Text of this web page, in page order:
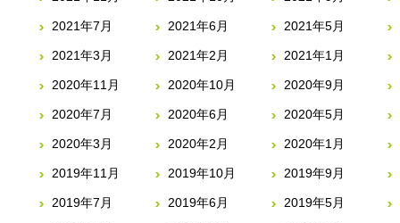
2021年7月 2021年6月 2021年5月
2021年3月 2021年2月 2021年1月
2020年11月 2020年10月 2020年9月
2020年7月 2020年6月 2020年5月
2020年3月 2020年2月 2020年1月
2019年11月 2019年10月 2019年9月
2019年7月 2019年6月 2019年5月